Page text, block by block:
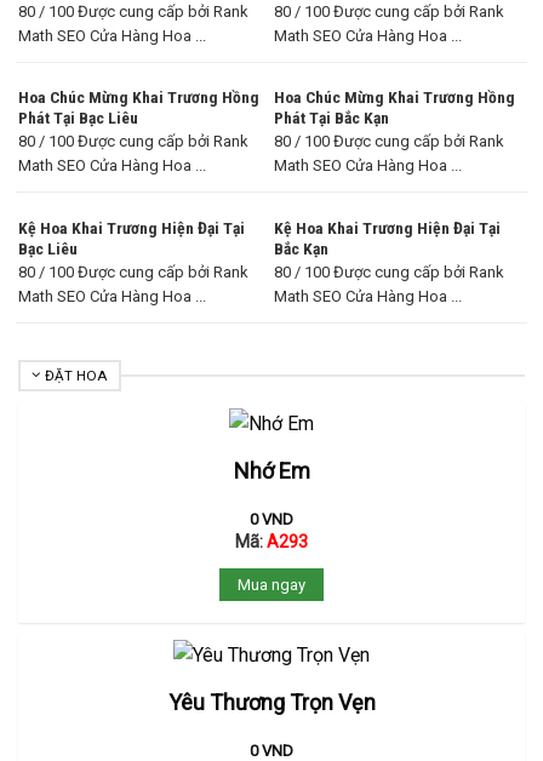
80 / 100 Được cung cấp bởi Rank
Math SEO Cửa Hàng Hoa ...
80 / 100 Được cung cấp bởi Rank
Math SEO Cửa Hàng Hoa ...
Hoa Chúc Mừng Khai Trương Hồng
Phát Tại Bạc Liêu
80 / 100 Được cung cấp bởi Rank
Math SEO Cửa Hàng Hoa ...
Hoa Chúc Mừng Khai Trương Hồng
Phát Tại Bắc Kạn
80 / 100 Được cung cấp bởi Rank
Math SEO Cửa Hàng Hoa ...
Kệ Hoa Khai Trương Hiện Đại Tại
Bạc Liêu
80 / 100 Được cung cấp bởi Rank
Math SEO Cửa Hàng Hoa ...
Kệ Hoa Khai Trương Hiện Đại Tại
Bắc Kạn
80 / 100 Được cung cấp bởi Rank
Math SEO Cửa Hàng Hoa ...
ĐẶT HOA
Nhớ Em
0VND
Mã:A293
Mua ngay
Yêu Thương Trọn Vẹn
0VND